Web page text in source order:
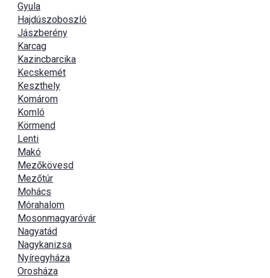
Gyula
Hajdúszoboszló
Jászberény
Karcag
Kazincbarcika
Kecskemét
Keszthely
Komárom
Komló
Körmend
Lenti
Makó
Mezőkövesd
Mezőtúr
Mohács
Mórahalom
Mosonmagyaróvár
Nagyatád
Nagykanizsa
Nyíregyháza
Orosháza